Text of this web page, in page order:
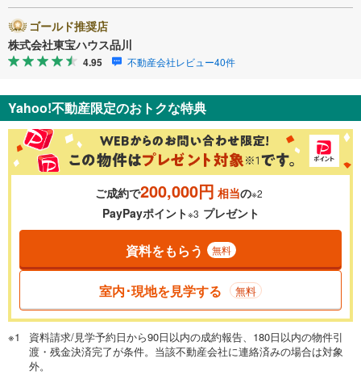
ゴールド推奨店
株式会社東宝ハウス品川
4.95 不動産会社レビュー40件
Yahoo!不動産限定のおトクな特典
ご成約で200,000円 相当の※2
PayPayポイント※3 プレゼント
資料をもらう 無料
室内･現地を見学する 無料
資料請求/見学予約日から90日以内の成約報告、180日以内の物件引
渡・残金決済完了が条件。当該不動産会社に連絡済みの場合は対象
外。